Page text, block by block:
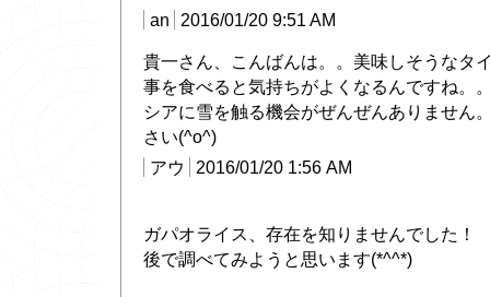
an
2016/01/20 9:51 AM
貴一さん、こんばんは。。美味しそうなタ
事を食べると気持ちがよくなるんですね。
シアに雪を触る機会がぜんぜんありません
さい(^o^)
アウ
2016/01/20 1:56 AM
ガパオライス、存在を知りませんでした！
後で調べてみようと思います(*^^*)